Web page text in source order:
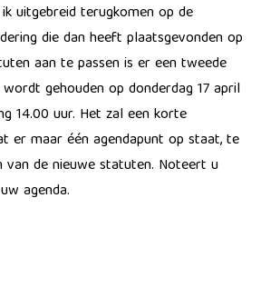
uitgebreid terugkomen op de
die dan heeft plaatsgevonden op
aan te passen is er een tweede
gehouden op donderdag 17 april
14.00 uur. Het zal een korte
er maar één agendapunt op staat, te
de nieuwe statuten. Noteert u
agenda.​​​